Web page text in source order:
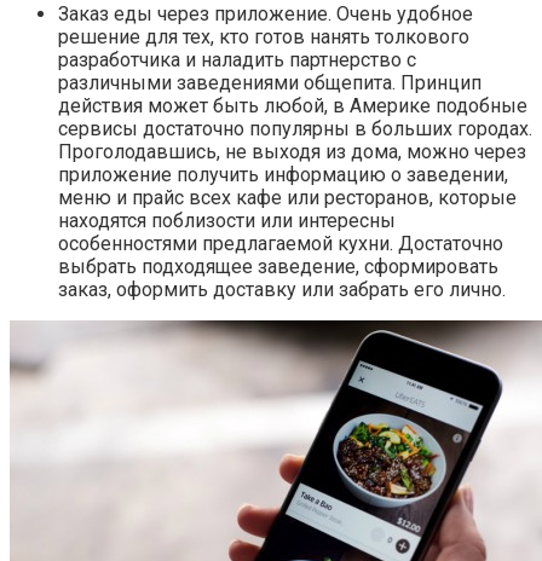
Заказ еды через приложение. Очень удобное
решение для тех, кто готов нанять толкового
разработчика и наладить партнерство с
различными заведениями общепита. Принцип
действия может быть любой, в Америке подобные
сервисы достаточно популярны в больших городах.
Проголодавшись, не выходя из дома, можно через
приложение получить информацию о заведении,
меню и прайс всех кафе или ресторанов, которые
находятся поблизости или интересны
особенностями предлагаемой кухни. Достаточно
выбрать подходящее заведение, сформировать
заказ, оформить доставку или забрать его лично.